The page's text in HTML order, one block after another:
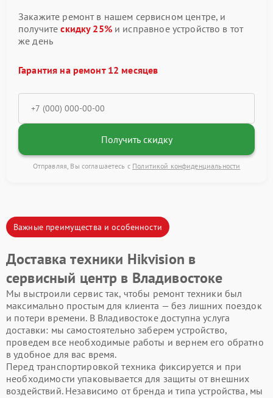
Закажите ремонт в нашем сервисном центре, и
получитескидку 25%и исправное устройство в тот
же день
Гарантия на ремонт 12 месяцев
Получить скидку
Отправляя, Вы соглашаетесь с Политикой конфиденциальности
Важные преимущества и особенности
Доставка техники Hikvision в
сервисный центр в Владивостоке
Мы выстроили сервис так, чтобы ремонт техники был
максимально простым для клиента — без лишних поездок
и потери времени. В Владивостоке доступна услуга
доставки: мы самостоятельно заберем устройство,
проведем все необходимые работы и вернем его обратно
в удобное для вас время.
Перед транспортировкой техника фиксируется и при
необходимости упаковывается для защиты от внешних
воздействий. Независимо от бренда и типа устройства, мы